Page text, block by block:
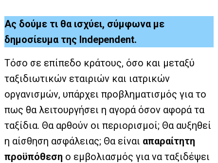
Ας δούμε τι θα ισχύει, σύμφωνα με
δημοσίευμα της Independent.
Τόσο σε επίπεδο κράτους, όσο και μεταξύ
ταξιδιωτικών εταιριών και ιατρικών
οργανισμών, υπάρχει προβληματισμός για το
πως θα λειτουργήσει η αγορά όσον αφορά τα
ταξίδια. Θα αρθούν οι περιορισμοί; Θα αυξηθεί
η αίσθηση ασφάλειας; Θα είναι απαραίτητη
προϋπόθεση ο εμβολιασμός για να ταξιδέψει